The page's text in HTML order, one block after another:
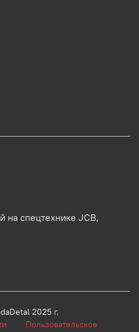
на спецтехнике JCB,
2025 г.
Пользовательское